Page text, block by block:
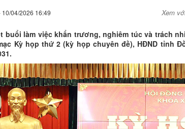
10/04/2026 16:49 Xem
buổi làm việc khẩn trương, nghiêm túc và trách
Kỳ họp thứ 2 (kỳ họp chuyên đề), HĐND tỉnh